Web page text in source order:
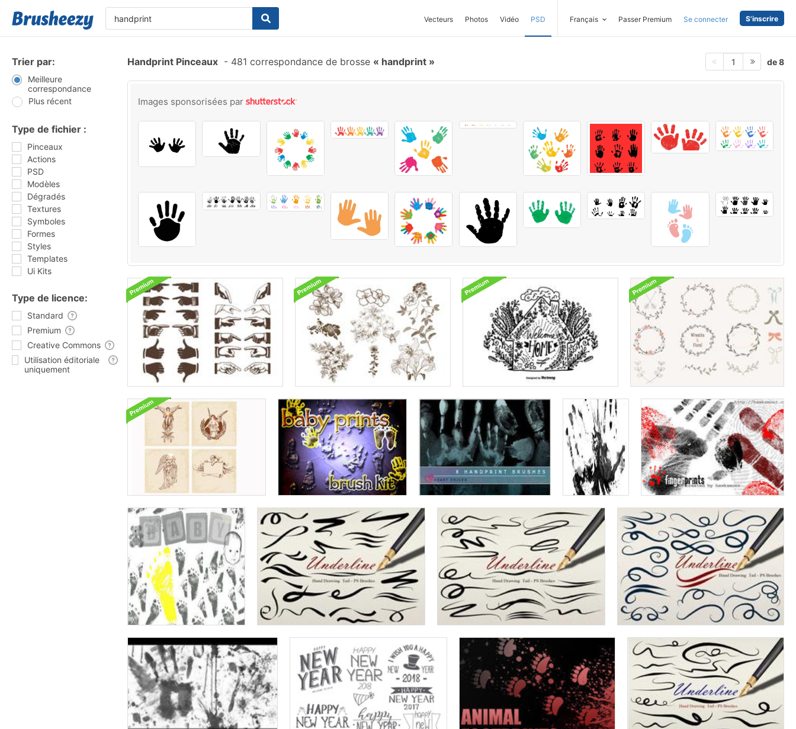
Vecteurs Photos Vidéo PSD Français Passer Premium Se connecter S'inscrire
Trier par:
Meilleure
correspondance
Plus récent
Type de fichier :
Pinceaux
Actions
PSD
Modèles
Dégradés
Textures
Symboles
Formes
Styles
Templates
Ui Kits
Type de licence:
Standard
Premium
Creative Commons
Utilisation éditoriale
uniquement
Handprint Pinceaux - 481 correspondance de brosse handprint 1 de 8
Images sponsorisées par